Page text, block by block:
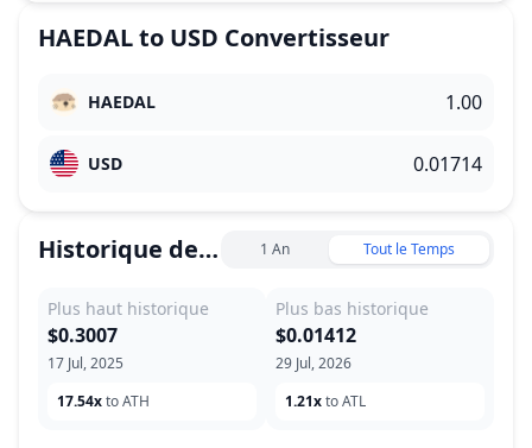
HAEDALto USD Convertisseur
HAEDAL
USD
Historique des prix 1 An Tout le Temps
Plus haut historique
17 Jul, 2025
$0.3007
17.54xto ATH
Plus bas historique
29 Jul, 2026
$0.01412
1.21xto ATL